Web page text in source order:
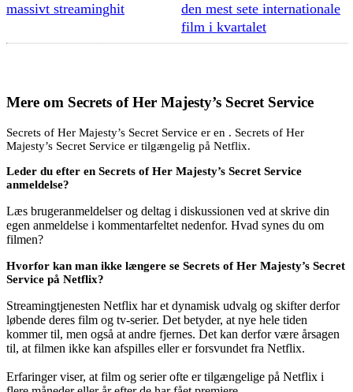
massivt streaminghit
den mest sete internationale
film i kvartalet
Mere om Secrets of Her Majesty’s Secret Service
Secrets of Her Majesty’s Secret Service er en . Secrets of Her
Majesty’s Secret Service er tilgængelig på Netflix.
Leder du efter en Secrets of Her Majesty’s Secret Service
anmeldelse?
Læs brugeranmeldelser og deltag i diskussionen ved at skrive din
egen anmeldelse i kommentarfeltet nedenfor. Hvad synes du om
filmen?
Hvorfor kan man ikke længere se Secrets of Her Majesty’s Secret
Service på Netflix?
Streamingtjenesten Netflix har et dynamisk udvalg og skifter derfor
løbende deres film og tv-serier. Det betyder, at nye hele tiden
kommer til, men også at andre fjernes. Det kan derfor være årsagen
til, at filmen ikke kan afspilles eller er forsvundet fra Netflix.
Erfaringer viser, at film og serier ofte er tilgængelige på Netflix i